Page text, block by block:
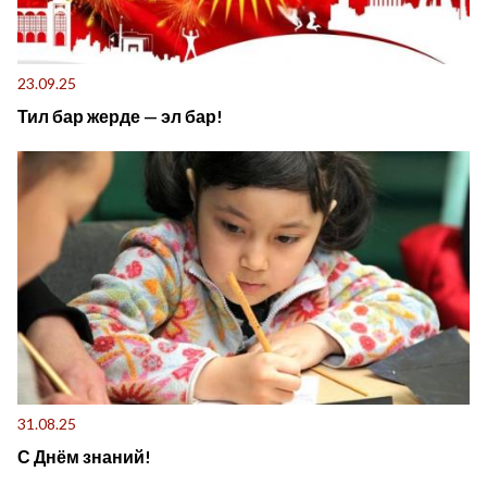
23.09.25
Тил бар жерде — эл бар!
31.08.25
С Днём знаний!